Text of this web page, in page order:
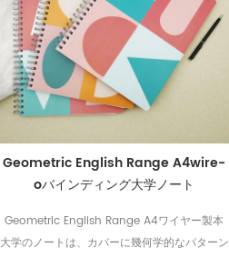
Geometric English Range A4wire-
oバインディング大学ノート
Geometric English Range A4ワイヤー製本
大学のノートは、カバーに幾何学的なパターン